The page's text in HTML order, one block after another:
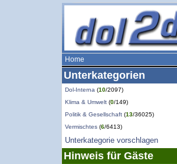
Home
Unterkategorien
Dol-Interna (10/2097)
Klima & Umwelt (0/149)
Politik & Gesellschaft (13/36025)
Vermischtes (6/6413)
Unterkategorie vorschlagen
Hinweis für Gäste